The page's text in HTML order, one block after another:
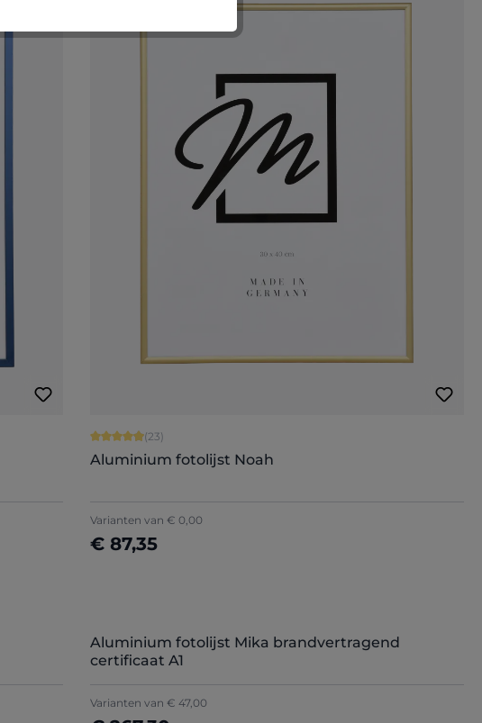
Gemiddelde waardering van 4.91 van 5 sterren
(23)
Aluminium fotolijst Noah
Varianten van € 0,00
€ 87,35
Nu configureren
Aluminium fotolijst Mika brandvertragend
certificaat A1
Varianten van € 47,00